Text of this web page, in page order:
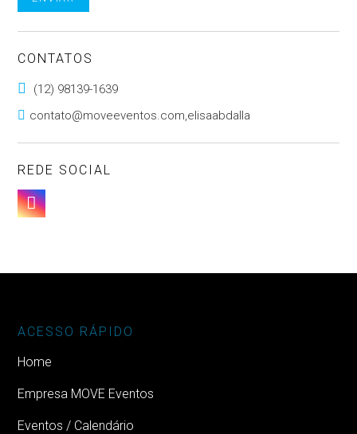
CONTATOS
 (12) 98139-1639
 contato@moveeventos.com,elisaabdalla
REDE SOCIAL

ACESSO RÁPIDO
Home
Empresa MOVE Eventos
Eventos / Calendário